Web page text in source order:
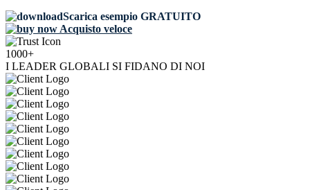
Scarica esempio GRATUITO
Acquisto veloce
1000+
I LEADER GLOBALI SI FIDANO DI NOI